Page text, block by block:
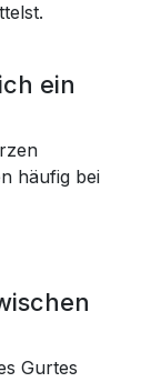
ein
häufig bei
Gurtes